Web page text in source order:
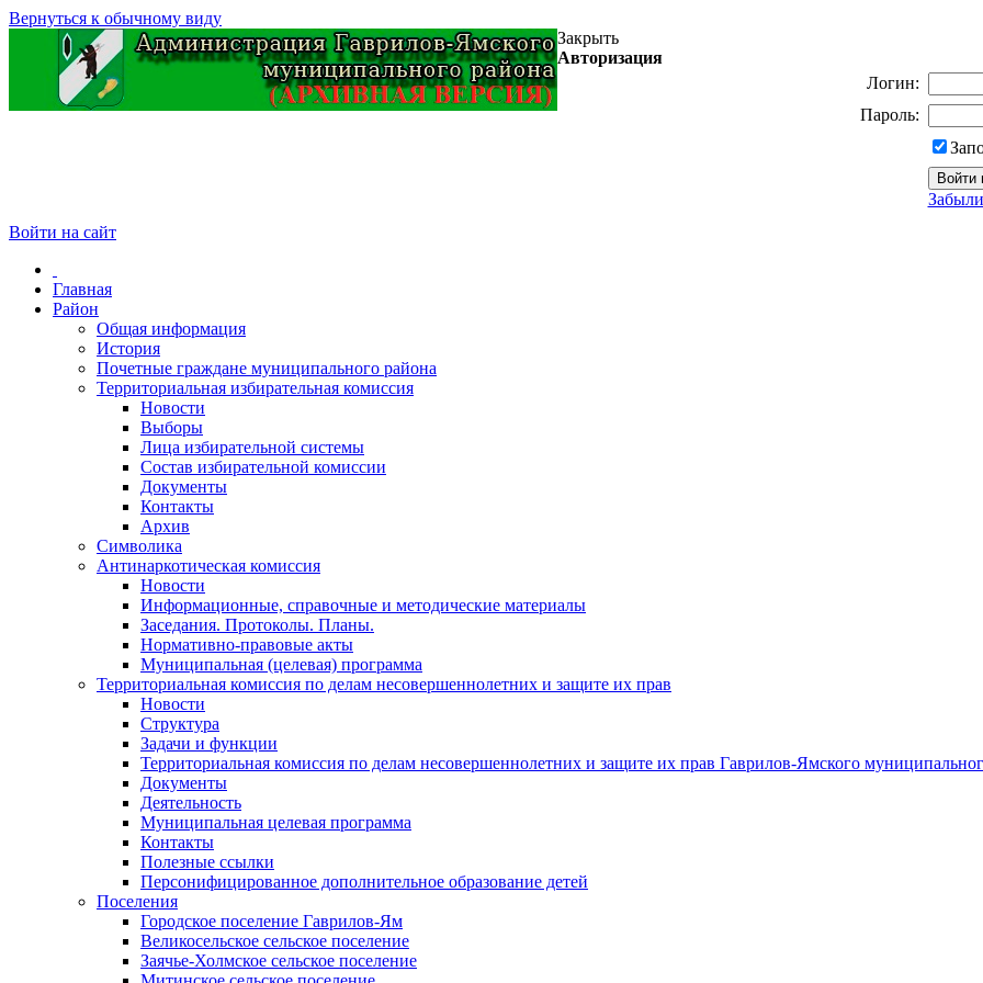
Вернуться к обычному виду
Закрыть
Авторизация
Логин:
Пароль:
Войти на сайт
Главная
Район
Общая информация
История
Почетные граждане муниципального района
Территориальная избирательная комиссия
Новости
Выборы
Лица избирательной системы
Состав избирательной комиссии
Документы
Контакты
Архив
Символика
Антинаркотическая комиссия
Новости
Информационные, справочные и методические материалы
Заседания. Протоколы. Планы.
Нормативно-правовые акты
Муниципальная (целевая) программа
Территориальная комиссия по делам несовершеннолетних и защите их прав
Новости
Структура
Задачи и функции
Территориальная комиссия по делам несовершеннолетних и защите их прав Гаврилов-Ямского
Документы
Деятельность
Муниципальная целевая программа
Контакты
Полезные ссылки
Персонифицированное дополнительное образование детей
Поселения
Городское поселение Гаврилов-Ям
Великосельское сельское поселение
Заячье-Холмское сельское поселение